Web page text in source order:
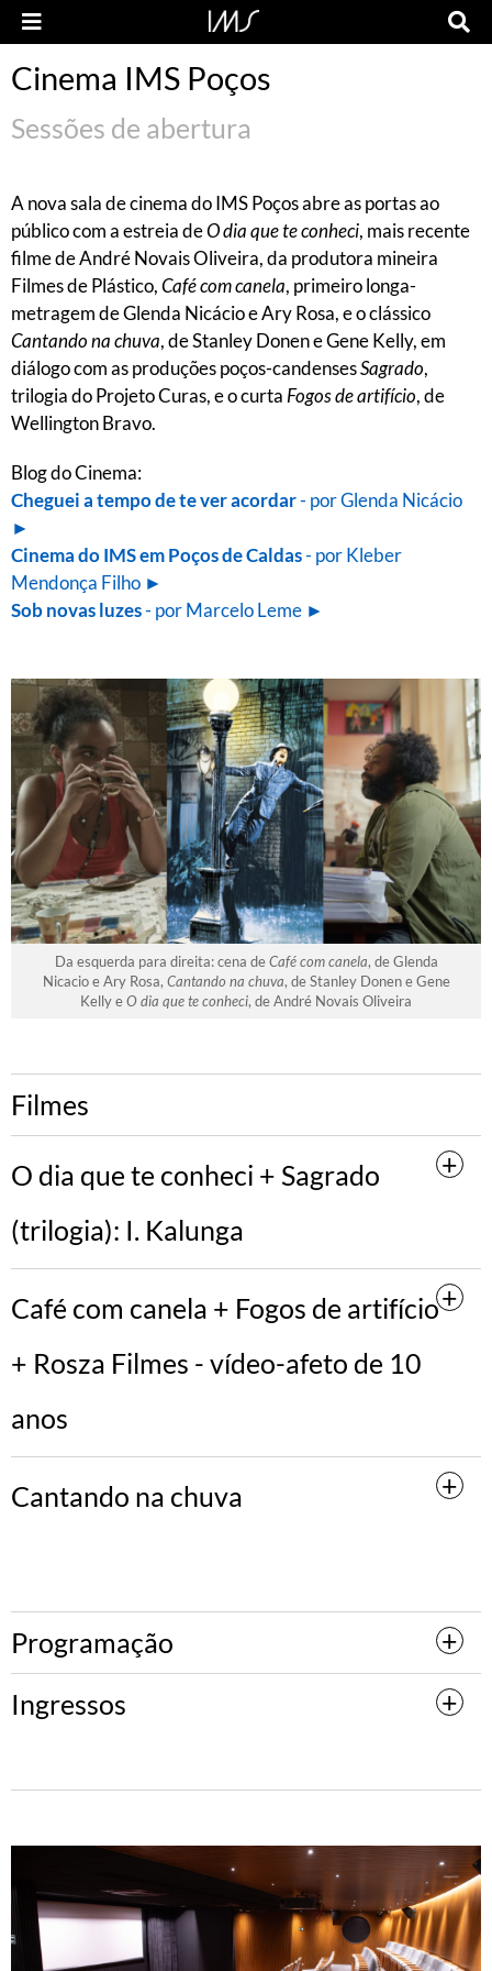
Cinema IMS Poços
Sessões de abertura
A nova sala de cinema do IMS Poços abre as portas ao
público com a estreia deO dia que te conheci, mais recente
filme de André Novais Oliveira, da produtora mineira
Filmes de Plástico,Café com canela, primeiro longa-
metragem de Glenda Nicácio e Ary Rosa, e o clássico
Cantando na chuva, de Stanley Donen e Gene Kelly, em
diálogo com as produções poços-candensesSagrado,
trilogia do Projeto Curas, e o curta Fogos de artifício, de
Wellington Bravo.
Blog do Cinema:
Cheguei a tempo de te ver acordar- por Glenda Nicácio
►
Cinema do IMS em Poços de Caldas- por Kleber
Mendonça Filho ►
Sob novas luzes- por Marcelo Leme ►
Da esquerda para direita: cena deCafé com canela, de Glenda
Nicacio e Ary Rosa, Cantando na chuva, de Stanley Donen e Gene
Kelly eO dia que te conheci, de André Novais Oliveira
Filmes
O dia que te conheci + Sagrado
(trilogia): I. Kalunga
Café com canela + Fogos de artifício
+ Rosza Filmes - vídeo-afeto de 10
anos
Cantando na chuva
Programação
Ingressos